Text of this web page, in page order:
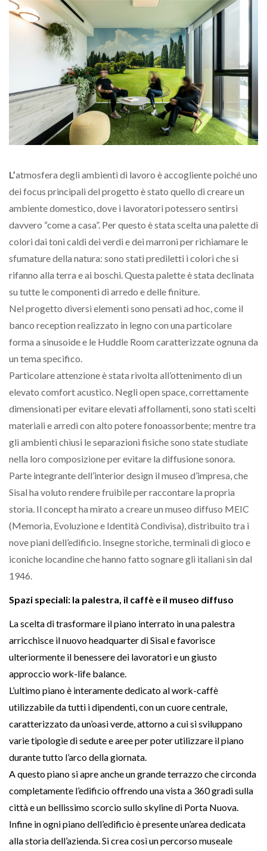
L’atmosfera degli ambienti di lavoro è accogliente poiché uno
dei focus principali del progetto è stato quello di creare un
ambiente domestico, dove i lavoratori potessero sentirsi
davvero “come a casa”. Per questo è stata scelta una palette di
colori dai toni caldi dei verdi e dei marroni per richiamare le
sfumature della natura: sono stati prediletti i colori che si
rifanno alla terra e ai boschi. Questa palette è stata declinata
su tutte le componenti di arredo e delle finiture.
Nel progetto diversi elementi sono pensati ad hoc, come il
banco reception realizzato in legno con una particolare
forma a sinusoide e le Huddle Room caratterizzate ognuna da
un tema specifico.
Particolare attenzione è stata rivolta all’ottenimento di un
elevato comfort acustico. Negli open space, correttamente
dimensionati per evitare elevati affollamenti, sono stati scelti
materiali e arredi con alto potere fonoassorbente; mentre tra
gli ambienti chiusi le separazioni fisiche sono state studiate
nella loro composizione per evitare la diffusione sonora.
Parte integrante dell’interior design il museo d’impresa, che
Sisal ha voluto rendere fruibile per raccontare la propria
storia. Il concept ha mirato a creare un museo diffuso MEIC
(Memoria, Evoluzione e Identità Condivisa), distribuito tra i
nove piani dell’edificio. Insegne storiche, terminali di gioco e
iconiche locandine che hanno fatto sognare gli italiani sin dal
1946.
Spazi speciali: la palestra, il caffè e il museo diffuso
La scelta di trasformare il piano interrato in una palestra
arricchisce il nuovo headquarter di Sisal e favorisce
ulteriormente il benessere dei lavoratori e un giusto
approccio work-life balance.
L’ultimo piano è interamente dedicato al work-caffè
utilizzabile da tutti i dipendenti, con un cuore centrale,
caratterizzato da un’oasi verde, attorno a cui si sviluppano
varie tipologie di sedute e aree per poter utilizzare il piano
durante tutto l’arco della giornata.
A questo piano si apre anche un grande terrazzo che circonda
completamente l’edificio offrendo una vista a 360 gradi sulla
città e un bellissimo scorcio sullo skyline di Porta Nuova.
Infine in ogni piano dell’edificio è presente un’area dedicata
alla storia dell’azienda. Si crea così un percorso museale